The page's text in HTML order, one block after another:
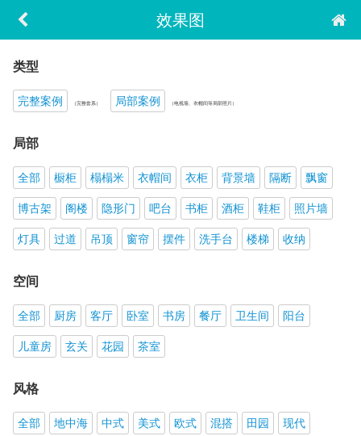
效果图
类型
完整案例 （完整套系） 局部案例 （电视墙、衣帽间等局部照片）
局部
全部 橱柜 榻榻米 衣帽间 衣柜 背景墙 隔断
飘窗
博古架
阁楼 隐形门 吧台 书柜 酒柜 鞋柜
照片墙
灯具
过道 吊顶 窗帘 摆件 洗手台 楼梯 收纳
空间
全部 厨房 客厅 卧室 书房 餐厅 卫生间
阳台
儿童房
玄关 花园 茶室
风格
全部 地中海 中式 美式 欧式 混搭 田园
现代